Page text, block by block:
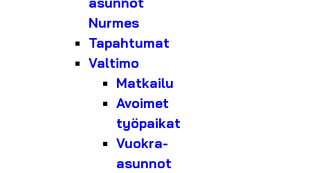
Nurmes
Tapahtumat
Valtimo
Matkailu
Avoimet
työpaikat
Vuokra-
asunnot